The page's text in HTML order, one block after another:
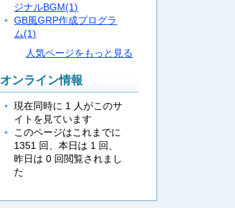
ジナルBGM(1)
GB風GRP作成プログラ
ム(1)
人気ページをもっと見る
オンライン情報
現在同時に 1 人がこのサ
イトを見ています
このページはこれまでに
1351 回、本日は 1 回、
昨日は 0 回閲覧されまし
た